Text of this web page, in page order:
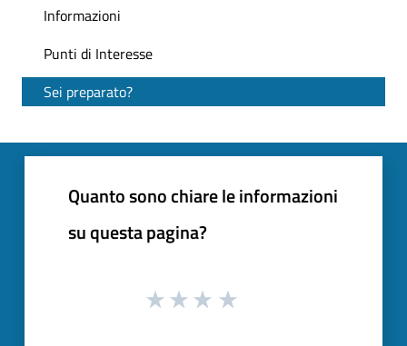
Informazioni
Punti di Interesse
Sei preparato?
Quanto sono chiare le informazioni
su questa pagina?